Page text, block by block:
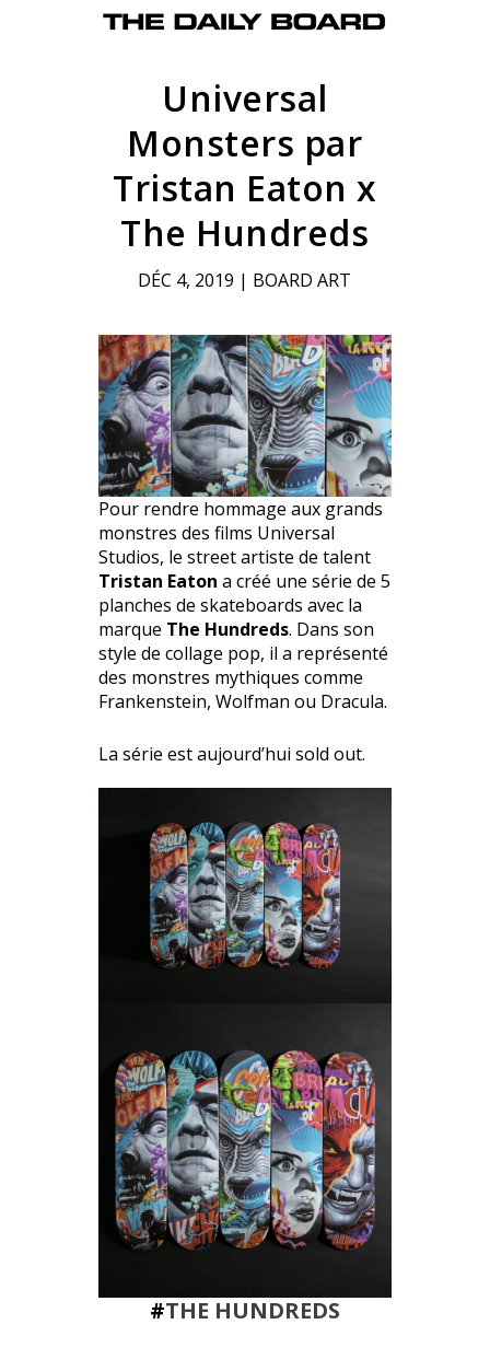
Universal
Monsters par
Tristan Eaton x
The Hundreds
DÉC 4, 2019 | BOARD ART
Pour rendre hommage aux grands
monstres des films Universal
Studios, le street artiste de talent
Tristan Eaton a créé une série de 5
planches de skateboards avec la
marque The Hundreds. Dans son
style de collage pop, il a représenté
des monstres mythiques comme
Frankenstein, Wolfman ou Dracula.
La série est aujourd’hui sold out.
#THE HUNDREDS